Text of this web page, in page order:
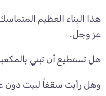
هذا البناء العظيم
عز وجل.
هل تستطيع أن تبني
وهل رأيت سقفاً لبيت دون